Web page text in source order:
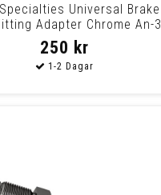
Universal Brake
Adapter Chrome An-3
Fitt
250 kr